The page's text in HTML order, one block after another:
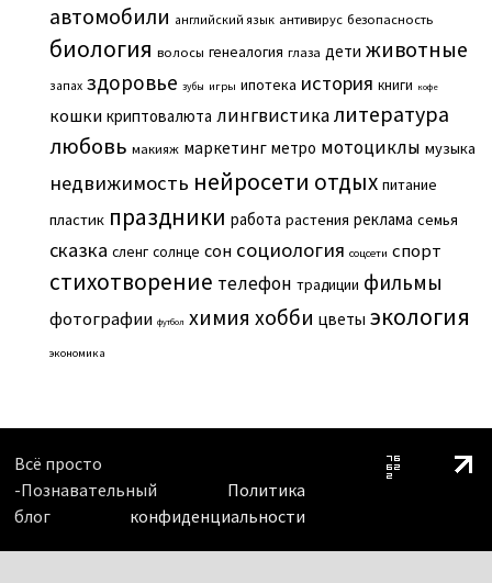
автомобили английский язык антивирус безопасность
биология волосы генеалогия глаза дети животные
запах здоровье зубы игры ипотека история книги кофе
кошки криптовалюта лингвистикалитература
любовь макияж маркетинг метро мотоциклы музыка
недвижимость нейросети отдых питание
пластик праздники работа растения реклама семья
сказка сленг солнце сон социология соцсети спорт
стихотворение телефон традиции фильмы
фотографии футбол химия хобби цветы экология
экономика
Всё просто
-Познавательный
блог
Политика
конфиденциальности